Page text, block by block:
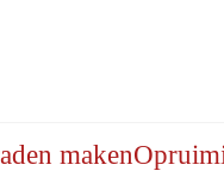
maken